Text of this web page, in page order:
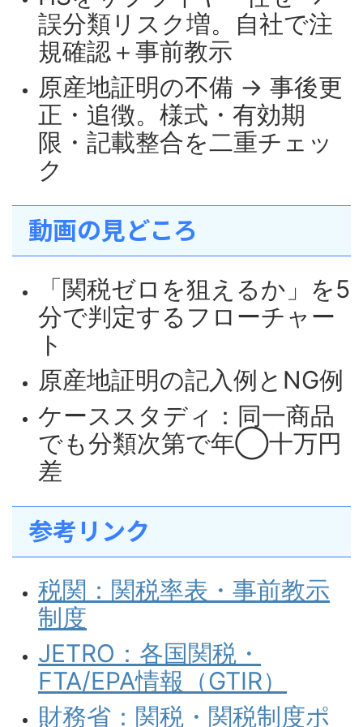
誤分類リスク増。自社で注
規確認＋事前教示
原産地証明の不備 → 事後更
正・追徴。様式・有効期
限・記載整合を二重チェッ
ク
動画の見どころ
「関税ゼロを狙えるか」を5
分で判定するフローチャー
ト
原産地証明の記入例とNG例
ケーススタディ：同一商品
でも分類次第で年◯十万円
差
参考リンク
税関：関税率表・事前教示
制度
JETRO：各国関税・
FTA/EPA情報（GTIR）
財務省：関税・関税制度ポ